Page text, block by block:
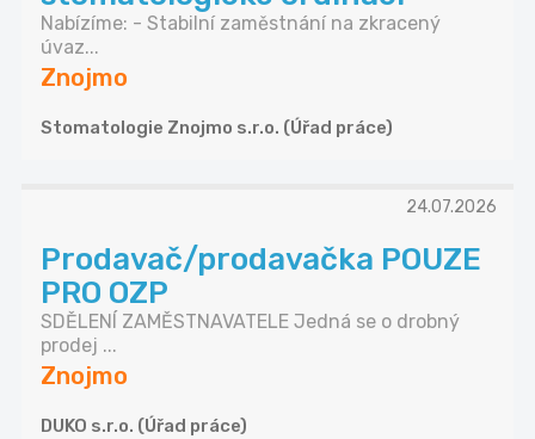
Nabízíme: - Stabilní zaměstnání na zkracený
úvaz...
Znojmo
Stomatologie Znojmo s.r.o. (Úřad práce)
24.07.2026
Prodavač/prodavačka POUZE
PRO OZP
SDĚLENÍ ZAMĚSTNAVATELE Jedná se o drobný
prodej ...
Znojmo
DUKO s.r.o. (Úřad práce)